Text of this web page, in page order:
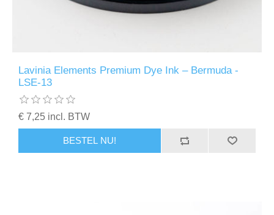
Lavinia Elements Premium Dye Ink – Bermuda -
LSE-13
€ 7,25 incl. BTW
BESTEL NU!